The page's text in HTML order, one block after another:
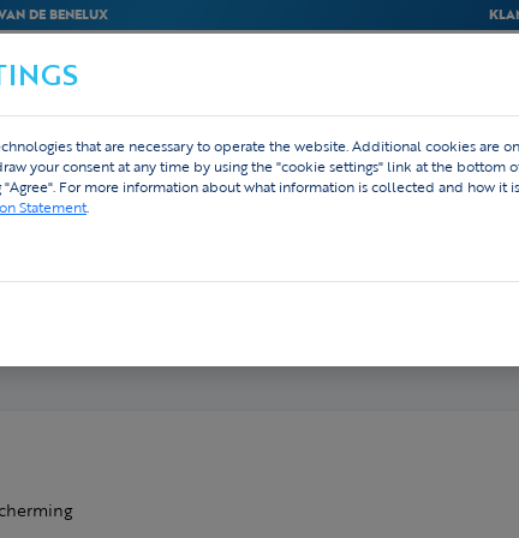
DE BENELUX
BEDRIJVEN
is gespecialiseerd in gewasvoeding en
that are necessary to operate the website. Additional cookies are
your consent at any time by using the "cookie settings" link at the bottom
For more information about what information is collected and how it
Statement.